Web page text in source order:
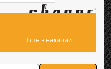
Есть в наличии